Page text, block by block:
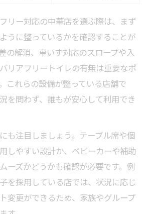
リー対応の中華店を選ぶ際は、まず
うに整っているかを確認することが
の解消、車いす対応のスロープや入
リアフリートイレの有無は重要なポ
これらの設備が整っている店舗で
を問わず、誰もが安心して利用でき
も注目しましょう。テーブル席や個
しやすい設計か、ベビーカーや補助
ーズかどうかも確認が必要です。例
を採用している店では、状況に応じ
変更ができるため、家族やグループ